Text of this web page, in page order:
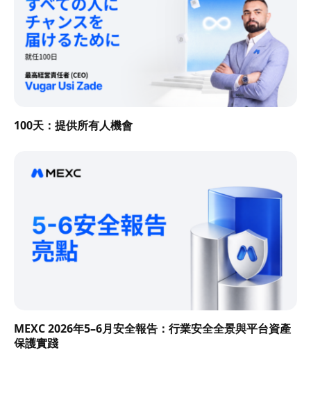
100天：提供所有人機會
MEXC 2026年5–6月安全報告：行業安全全景與平台資產
保護實踐